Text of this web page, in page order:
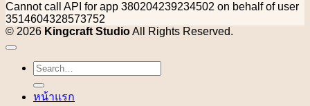
Cannot call API for app 380204239234502 on behalf of user
3514604328573752
© 2026 Kingcraft StudioAll Rights Reserved.
Search
for:
หน้าแรก